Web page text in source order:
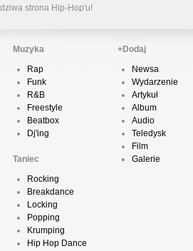
strona Hip-Hop'u!
Muzyka
Rap
Funk
R&B
Freestyle
Beatbox
Dj'ing
Taniec
Rocking
Breakdance
Locking
Popping
Krumping
Hip Hop Dance
+Dodaj
Newsa
Wydarzenie
Artykuł
Album
Audio
Teledysk
Film
Galerie